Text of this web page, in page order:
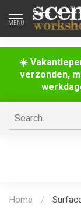
☀️
verzonden,
MENU
Home /